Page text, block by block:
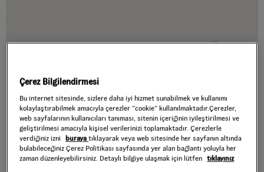
Çerez Bilgilendirmesi
Bu internet sitesinde, sizlere daha iyi hizmet sunabilmek ve kullanımı
kolaylaştırabilmek amacıyla çerezler ”cookie” kullanılmaktadır.Çerezler,
web sayfalarının kullanıcıları tanıması, sitenin içeriğinin iyileştirilmesi ve
geliştirilmesi amacıyla kişisel verilerinizi toplamaktadır. Çerezlerle
verdiğiniz izni
burayatıklayarak veya web sitesinde her sayfanın altında
bulabileceğiniz Çerez Politikası sayfasında yer alan bağlantı yoluyla her
zaman düzenleyebilirsiniz. Detaylı bilgiye ulaşmak için lütfen tıklayınız